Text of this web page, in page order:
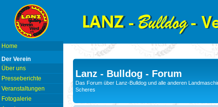
Home
Der Verein
Über uns
Presseberichte
Veranstaltungen
Fotogalerie
Lanz - Bulldog - Forum
Das Forum über Lanz-Bulldog und alle anderen
Scheres